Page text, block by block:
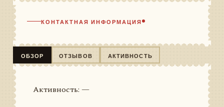
КОНТАКТНАЯ ИНФОРМАЦИЯ
ОБЗОР ОТЗЫВОВ АКТИВНОСТЬ
Активность: —